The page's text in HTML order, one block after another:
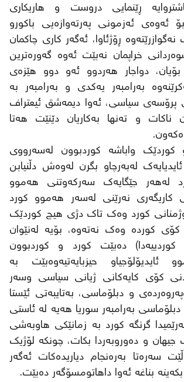
ڕێنمایی دروست و هاریکاری
ئەوەی ئەزمونی پەرتەوازەیی باکورو
ڕۆژئاوا، ئەگەر کاری چاکمان
خراپمان نەبێت ئەوە گەورەترین
دواجار هەردوو ئەو دوو هێزەی
بەرامبەر یەکدی و بەرامبەر بە
پرۆسەی سیاسی، ئەوا دیمەشق ئیعتراف
ناکات و تەنها بەکاریان دێنێت هەتا
واباشە کوردبوون لەسەرووی
لەبەرچاو بگرن لەوەش دڵنیابن
لەهەر جێگایەک سەرکەوتنی هەموو
کاریگەری نەرێنی لەسەر هەموو کورد
کورد وەک تاک دژی هیچ کوردێک
کۆی کوردە وەک نەتەوە، بۆیە لەنێوان
دەبێت کورد و کوردبوون
ئایدیۆلۆجیاو حیزبایەتیەوەبێت بە
کۆی کایەکانی ژیانی سیاسی وسەر
و دبلۆماسی، بەتایبەتی ئێستا
بەرامبەر سوریا هەیە لە ئاستی
گرنگە کورد بە زمانێکی هاوبەشی
و دەوروبەردا بکات، چونکە لۆژیک
سەرەتا بەرەنجام دیاریدەکات ئەگەر
بناغە ئەوا داهاتومسۆگەر دەبێت.